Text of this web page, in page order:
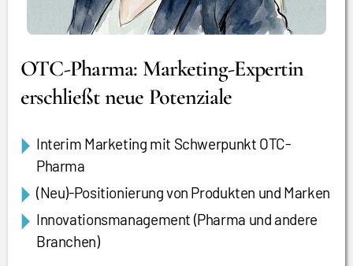
OTC-Pharma: Marketing-Expertin
erschließt neue Potenziale
Interim Marketing mit Schwerpunkt OTC-
Pharma
(Neu)-Positionierung von Produkten und Marken
Innovationsmanagement (Pharma und andere
Branchen)